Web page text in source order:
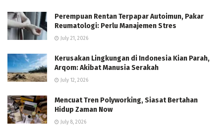
Perempuan Rentan Terpapar Autoimun, Pakar
Reumatologi: Perlu Manajemen Stres
July 21, 2026
Kerusakan Lingkungan di Indonesia Kian Parah,
Arqom: Akibat Manusia Serakah
July 12, 2026
Mencuat Tren Polyworking, Siasat Bertahan
Hidup Zaman Now
July 8, 2026